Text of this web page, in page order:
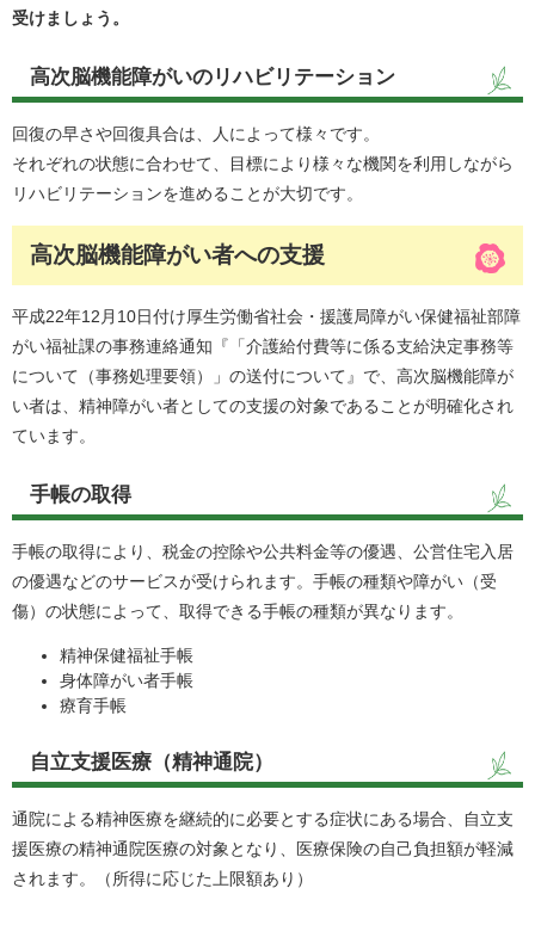
受けましょう。
高次脳機能障がいのリハビリテーション
回復の早さや回復具合は、人によって様々です。
それぞれの状態に合わせて、目標により様々な機関を利用しながら
リハビリテーションを進めることが大切です。
高次脳機能障がい者への支援
平成22年12月10日付け厚生労働省社会・援護局障がい保健福祉部障
がい福祉課の事務連絡通知『「介護給付費等に係る支給決定事務等
について（事務処理要領）」の送付について』で、高次脳機能障が
い者は、精神障がい者としての支援の対象であることが明確化され
ています。
手帳の取得
手帳の取得により、税金の控除や公共料金等の優遇、公営住宅入居
の優遇などのサービスが受けられます。手帳の種類や障がい（受
傷）の状態によって、取得できる手帳の種類が異なります。
精神保健福祉手帳
身体障がい者手帳
療育手帳
自立支援医療（精神通院）
通院による精神医療を継続的に必要とする症状にある場合、自立支
援医療の精神通院医療の対象となり、医療保険の自己負担額が軽減
されます。（所得に応じた上限額あり）